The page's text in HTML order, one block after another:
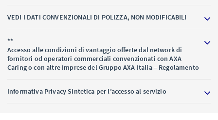
VEDI I DATI CONVENZIONALI DI POLIZZA, NON MODIFICABILI
**
Accesso alle condizioni di vantaggio offerte dal network di
fornitori od operatori commerciali convenzionati con AXA
Caring o con altre Imprese del Gruppo AXA Italia – Regolamento
Informativa Privacy Sintetica per l’accesso al servizio